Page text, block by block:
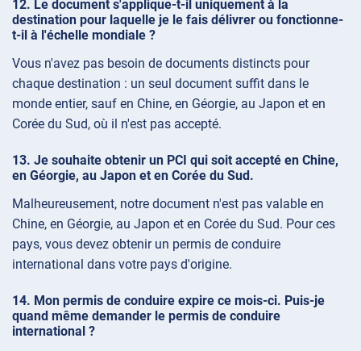
Le document s'applique-t-il uniquement à la
destination pour laquelle je le fais délivrer ou fonctionne-
t-il à l'échelle mondiale ?
Vous n'avez pas besoin de documents distincts pour
chaque destination : un seul document suffit dans le
monde entier, sauf en Chine, en Géorgie, au Japon et en
Corée du Sud, où il n'est pas accepté.
Je souhaite obtenir un PCI qui soit accepté en Chine,
en Géorgie, au Japon et en Corée du Sud.
Malheureusement, notre document n'est pas valable en
Chine, en Géorgie, au Japon et en Corée du Sud. Pour ces
pays, vous devez obtenir un permis de conduire
international dans votre pays d'origine.
Mon permis de conduire expire ce mois-ci. Puis-je
quand même demander le permis de conduire
international ?